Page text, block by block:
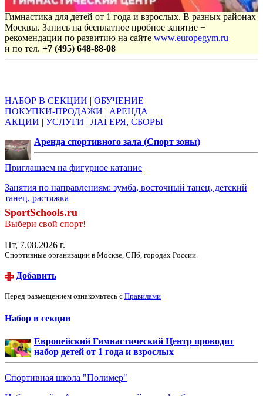
Гимнастика для детей от 1 года и взрослых. В разных районах
Москвы. Запись на бесплатное пробное занятие +
рекомендации по развитию на сайте www.europegym.ru
и по тел. +7 (495) 648-88-08
НАБОР В СЕКЦИИ | ОБУЧЕНИЕ
ПОКУПКИ-ПРОДАЖИ | АРЕНДА
АКЦИИ | УСЛУГИ | ЛАГЕРЯ, СБОРЫ
Аренда спортивного зала (Спорт зоны)
Приглашаем на фигурное катание
Занятия по направлениям: зумба, восточный танец, детский
танец, растяжка
SportSchools.ru
Выбери свой спорт!
Пт, 7.08.2026 г.
Спортивные организации в Москве, СПб, городах России.
Добавить
Перед размещением ознакомьтесь с Правилами
Набор в секции
Европейский Гимнастический Центр проводит
набор детей от 1 года и взрослых
Спортивная школа "Полимер"